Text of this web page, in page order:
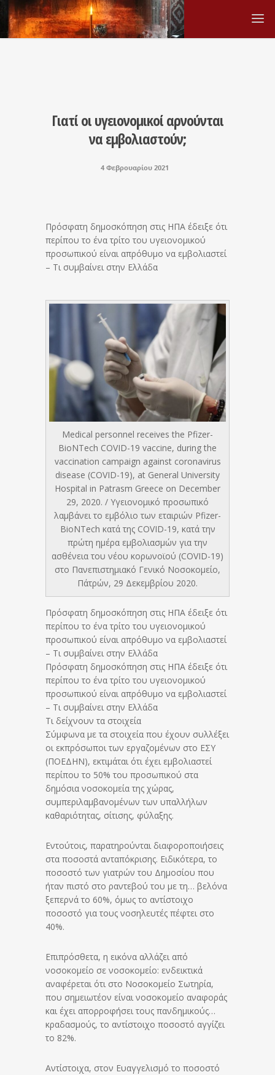
Γιατί οι υγειονομικοί αρνούνται
να εμβολιαστούν;
4 Φεβρουαρίου 2021
Πρόσφατη δημοσκόπηση στις HΠΑ έδειξε ότι
περίπου το ένα τρίτο του υγειονομικού
προσωπικού είναι απρόθυμο να εμβολιαστεί
– Τι συμβαίνει στην Ελλάδα
Medical personnel receives the Pfizer-
BioNTech COVID-19 vaccine, during the
vaccination campaign against coronavirus
disease (COVID-19), at General University
Hospital in Patrasm Greece on December
29, 2020. / Υγειονομικό προσωπικό
λαμβάνει το εμβόλιο των εταιριών Pfizer-
BioNTech κατά της COVID-19, κατά την
πρώτη ημέρα εμβολιασμών για την
ασθένεια του νέου κορωνοϊού (COVID-19)
στο Πανεπιστημιακό Γενικό Νοσοκομείο,
Πάτρών, 29 Δεκεμβρίου 2020.
Πρόσφατη δημοσκόπηση στις HΠΑ έδειξε ότι
περίπου το ένα τρίτο του υγειονομικού
προσωπικού είναι απρόθυμο να εμβολιαστεί
– Τι συμβαίνει στην Ελλάδα
Πρόσφατη δημοσκόπηση στις HΠΑ έδειξε ότι
περίπου το ένα τρίτο του υγειονομικού
προσωπικού είναι απρόθυμο να εμβολιαστεί
– Τι συμβαίνει στην Ελλάδα
Tι δείχνουν τα στοιχεία
Σύμφωνα με τα στοιχεία που έχουν συλλέξει
οι εκπρόσωποι των εργαζομένων στο ΕΣΥ
(ΠΟΕΔΗΝ), εκτιμάται ότι έχει εμβολιαστεί
περίπου το 50% του προσωπικού στα
δημόσια νοσοκομεία της χώρας,
συμπεριλαμβανομένων των υπαλλήλων
καθαριότητας, σίτισης, φύλαξης.
Εντούτοις, παρατηρούνται διαφοροποιήσεις
στα ποσοστά ανταπόκρισης. Ειδικότερα, το
ποσοστό των γιατρών του Δημοσίου που
ήταν πιστό στο ραντεβού του με τη… βελόνα
ξεπερνά το 60%, όμως το αντίστοιχο
ποσοστό για τους νοσηλευτές πέφτει στο
40%.
Επιπρόσθετα, η εικόνα αλλάζει από
νοσοκομείο σε νοσοκομείο: ενδεικτικά
αναφέρεται ότι στο Νοσοκομείο Σωτηρία,
που σημειωτέον είναι νοσοκομείο αναφοράς
και έχει απορροφήσει τους πανδημικούς…
κραδασμούς, το αντίστοιχο ποσοστό αγγίζει
το 82%.
Αντίστοιχα, στον Ευαγγελισμό το ποσοστό